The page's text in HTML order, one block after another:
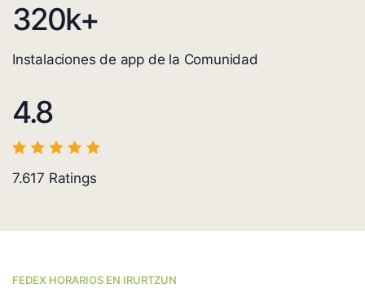
320k+
Instalaciones de app de la Comunidad
4.8
7.617 Ratings
FEDEX HORARIOS EN IRURTZUN